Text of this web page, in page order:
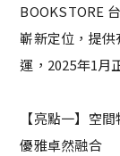
BOOKSTORE
嶄新定位，提
運，2025年1月
【亮點一】空
優雅卓然融合